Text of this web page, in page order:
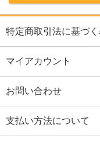
特定商取引法に基づく
マイアカウント
お問い合わせ
支払い方法について